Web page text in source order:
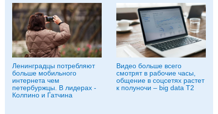
Ленинградцы потребляют
больше мобильного
интернета чем
петербуржцы. В лидерах -
Колпино и Гатчина
Видео больше всего
смотрят в рабочие часы,
общение в соцсетях растет
к полуночи – big data T2